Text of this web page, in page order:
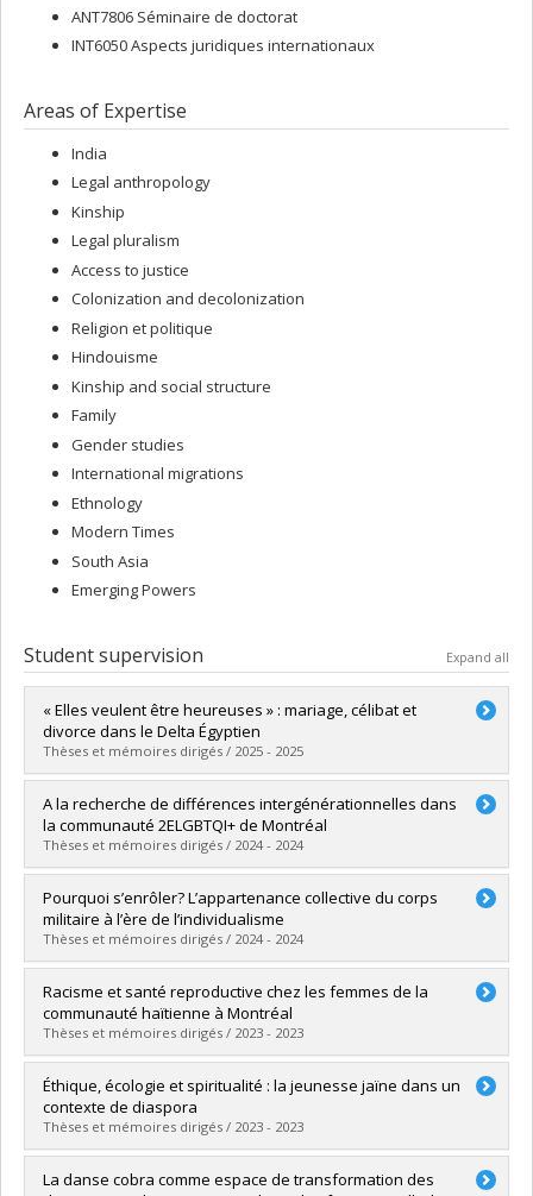
ANT7806 Séminaire de doctorat
INT6050 Aspects juridiques internationaux
Areas of Expertise
India
Legal anthropology
Kinship
Legal pluralism
Access to justice
Colonization and decolonization
Religion et politique
Hindouisme
Kinship and social structure
Family
Gender studies
International migrations
Ethnology
Modern Times
South Asia
Emerging Powers
Student supervision Expand all
« Elles veulent être heureuses » : mariage, célibat et
divorce dans le Delta Égyptien
Thèses et mémoires dirigés / 2025 - 2025
Graduate :Haroun, Amal
Cycle :Doctoral
Grade :Ph. D.
Lien vers le document dans Papyrus
A la recherche de différences intergénérationnelles dans
la communauté 2ELGBTQI+ de Montréal
Thèses et mémoires dirigés / 2024 - 2024
Graduate :Ribourdouille, Maude
Cycle :Master's
Grade :M. Sc.
Lien vers le document dans Papyrus
Pourquoi s’enrôler? L’appartenance collective du corps
militaire à l’ère de l’individualisme
Thèses et mémoires dirigés / 2024 - 2024
Graduate :Bonnier, Pier-Audrey
Cycle :Master's
Grade :M. Sc.
Lien vers le document dans Papyrus
Racisme et santé reproductive chez les femmes de la
communauté haïtienne à Montréal
Thèses et mémoires dirigés / 2023 - 2023
Graduate :Léger, Pamela
Cycle :Master's
Grade :M. Sc.
Lien vers le document dans Papyrus
Éthique, écologie et spiritualité : la jeunesse jaïne dans un
contexte de diaspora
Thèses et mémoires dirigés / 2023 - 2023
Graduate :Thériault, Kassandre
La danse cobra comme espace de transformation des